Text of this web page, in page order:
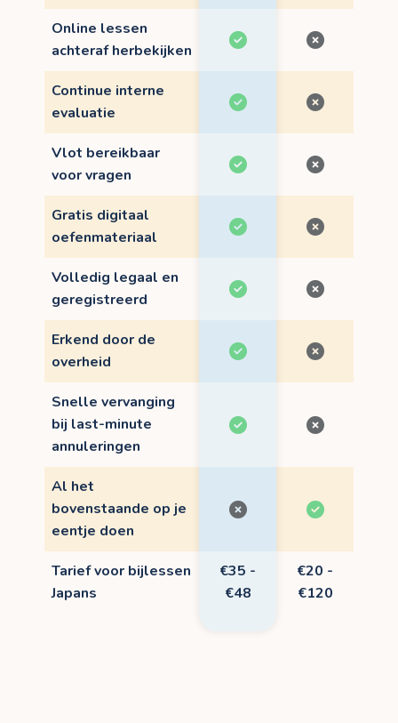
Online lessen
achteraf herbekijken
Continue interne
evaluatie
Vlot bereikbaar
voor vragen
Gratis digitaal
oefenmateriaal
Volledig legaal en
geregistreerd
Erkend door de
overheid
Snelle vervanging
bij last-minute
annuleringen
Al het
bovenstaande op je
eentje doen
Tarief voor bijlessen
Japans
€35 -
€48
€20 -
€120